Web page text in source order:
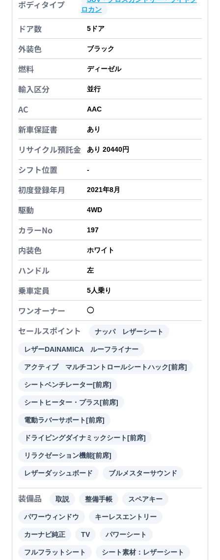
ボディタイプ
ロカン
ドア数 5 ドア
外装色 ブラック
燃料 ディーゼル
輸入区分 並行
AC AAC
新車保証書 あり
リサイクル預託金 あり 20440円
シフト位置 -
初度登録年月 2021年8月
駆動 4WD
カラーNo 197
内装色 ホワイト
ハンドル 左
乗車定員 5人乗り
ワンオーナー ◯
セールスポイント ナッパ レザーシート
レザーDAINAMICA ルーフライナー
アクティブ マルチコントロールシートハック[前席]
シートベンチレーター[前席]
シートヒーター・プラス[前席]
電動ラバーサポート[前席]
ドライビングダイナミックシート[前席]
リラクゼーション機能[前席]
レザーダッシュボード ブルメスターサウンド
装備品 取説 整備手帳 スペアキー
パワーウィンドウ キーレスエントリー
カーナビ純正 TV パワーシート
フルフラットシート シート素材：レザーシート